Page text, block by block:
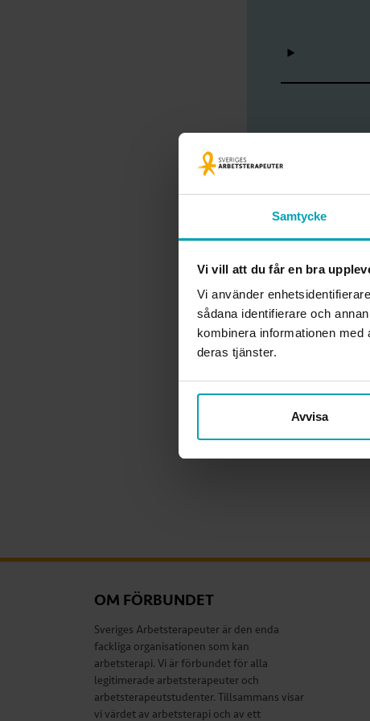
Samtycke
Vi vill att du får en bra
Vi använder
sådana identifierare och
kombinera informationen
deras tjänster.
Avvisa
Dags att
För att komma
med din
Bli medlem!
OM FÖRBUNDET
Sveriges Arbetsterapeuter är den enda
fackliga organisationen som kan
arbetsterapi. Vi är förbundet för alla
legitimerade arbetsterapeuter och
arbetsterapeutstudenter. Tillsammans visar
vi värdet av arbetsterapi och av ett